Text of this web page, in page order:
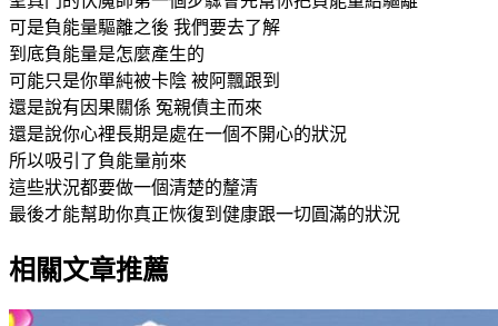
可是負能量驅離之後 我們要去了解
到底負能量是怎麼產生的
可能只是你單純被卡陰 被阿飄跟到
還是說有因果關係 冤親債主而來
還是說你心裡長期是處在一個不開心的狀況
所以吸引了負能量前來
這些狀況都要做一個清楚的釐清
最後才能幫助你真正恢復到健康跟一切圓滿的狀況
相關文章推薦